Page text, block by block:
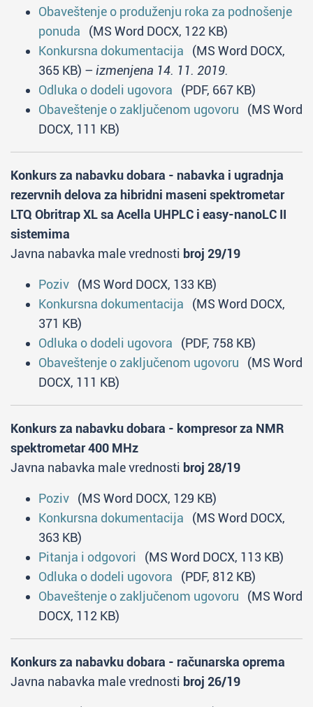
Obaveštenje o produženju roka za podnošenje
ponuda (MS Word DOCX, 122 KB)
Konkursna dokumentacija (MS Word DOCX,
365 KB) – izmenjena 14. 11. 2019.
Odluka o dodeli ugovora (PDF, 667 KB)
Obaveštenje o zaključenom ugovoru (MS Word
DOCX, 111 KB)
Konkurs za nabavku dobara - nabavka i ugradnja
rezervnih delova za hibridni maseni spektrometar
LTQ Obritrap XL sa Acella UHPLC i easy-nanoLC II
sistemima
Javna nabavka male vrednosti broj 29/19
Poziv (MS Word DOCX, 133 KB)
Konkursna dokumentacija (MS Word DOCX,
371 KB)
Odluka o dodeli ugovora (PDF, 758 KB)
Obaveštenje o zaključenom ugovoru (MS Word
DOCX, 111 KB)
Konkurs za nabavku dobara - kompresor za NMR
spektrometar 400 MHz
Javna nabavka male vrednosti broj 28/19
Poziv (MS Word DOCX, 129 KB)
Konkursna dokumentacija (MS Word DOCX,
363 KB)
Pitanja i odgovori (MS Word DOCX, 113 KB)
Odluka o dodeli ugovora (PDF, 812 KB)
Obaveštenje o zaključenom ugovoru (MS Word
DOCX, 112 KB)
Konkurs za nabavku dobara - računarska oprema
Javna nabavka male vrednosti broj 26/19